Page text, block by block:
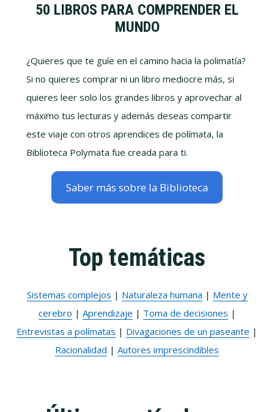
50 LIBROS PARA COMPRENDER EL
MUNDO
¿Quieres que te guíe en el camino hacia la polimatía?
Si no quieres comprar ni un libro mediocre más, si
quieres leer solo los grandes libros y aprovechar al
máximo tus lecturas y además deseas compartir
este viaje con otros aprendices de polímata, la
Biblioteca Polymata fue creada para ti.
Saber más sobre la Biblioteca
Top temáticas
Sistemas complejos | Naturaleza humana | Mente y
cerebro | Aprendizaje | Toma de decisiones |
Entrevistas a polímatas | Divagaciones de un paseante |
Racionalidad | Autores imprescindibles